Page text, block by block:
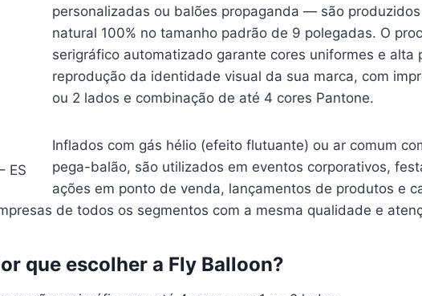
ES
personalizadas ou balões propaganda — são
natural 100% no tamanho padrão de 9 polegadas. O
serigráfico automatizado garante cores uniformes e alta
reprodução da identidade visual da sua marca, com
ou 2 lados e combinação de até 4 cores Pantone.
Inflados com gás hélio (efeito flutuante) ou ar comum
pega-balão, são utilizados em eventos corporativos,
ações em ponto de venda, lançamentos de produtos e
de todos os segmentos com a mesma qualidade e
que escolher a Fly Balloon?